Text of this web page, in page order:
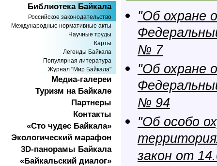
Библиотека Байкала
Российское законодательство
Международные нормативные акты
Научные труды
Карты
Легенды Байкала
Популярная литература
Журнал "Мир Байкала"
Медиа-галереи
Туризм на Байкале
Партнеры
Контакты
«Сто чудес Байкала»
Экологичеcкий марафон
3D-панорамы Байкала
«Байкальский диалог»
"Об охране
№ 7
"Об охране
№ 94
"Об особо
закон от